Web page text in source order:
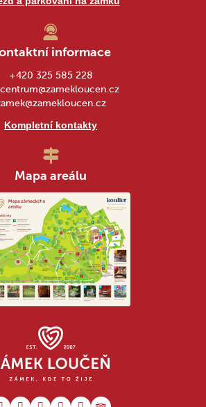
informace
+420 325 585 228
Kompletní kontakty
Mapa areálu